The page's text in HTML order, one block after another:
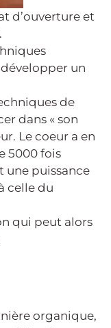
d’ouverture et
un
de
dans « son
Le coeur a en
5000 fois
une puissance
celle du
qui peut alors
organique,